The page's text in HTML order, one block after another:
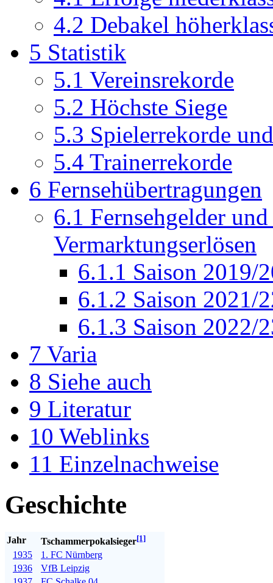
4.2 Debakel
5 Statistik
5.1 Vereinsrekorde
5.2 Höchste Siege
5.3 Spielerrekorde
5.4 Trainerrekorde
6 Fernsehübertragungen
6.1 Fernsehgelder
Vermarktungserlösen
6.1.1 Saison 2019/
6.1.2 Saison 2021/
6.1.3 Saison 2022/
7 Varia
8 Siehe auch
9 Literatur
10 Weblinks
11 Einzelnachweise
Geschichte
Jahr Tschammerpokalsieger[1]
1935
1. FC Nürnberg
1936
VfB Leipzig